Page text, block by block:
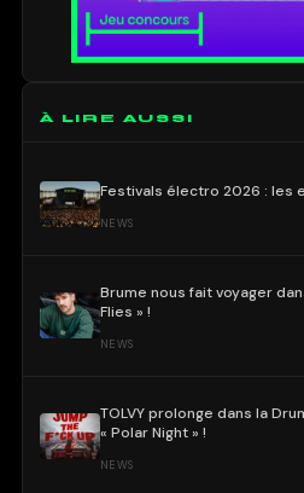
À LIRE AUSSI
Festivals électro 2026 : les
NEWS
Brume nous fait voyager
Flies » !
NEWS
TOLVY prolonge dans la
« Polar Night » !
NEWS